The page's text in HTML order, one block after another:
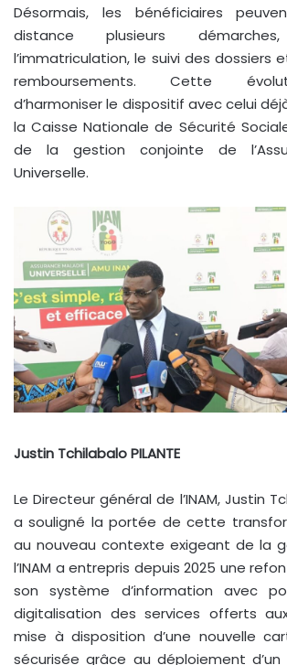
Désormais, les bénéficiaires
distance plusieurs
l’immatriculation, le suivi des dossiers
remboursements. Cette
d’harmoniser le dispositif avec celui
la Caisse Nationale de Sécurité
de la gestion conjointe de
Universelle.
Justin Tchilabalo PILANTE
Le Directeur général de l’INAM, Justin
a souligné la portée de cette
au nouveau contexte exigeant de la
l’INAM a entrepris depuis 2025 une
son système d’information avec
digitalisation des services offerts
mise à disposition d’une nouvelle
sécurisée grâce au déploiement